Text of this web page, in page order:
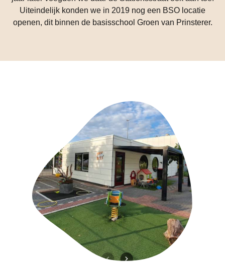
Uiteindelijk konden we in 2019 nog een BSO locatie
openen, dit binnen de basisschool Groen van Prinsterer.